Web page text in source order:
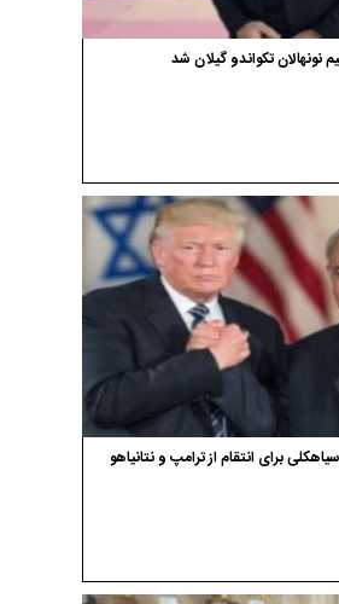
کمیته استعدادیابی تکواندو گیلان شد